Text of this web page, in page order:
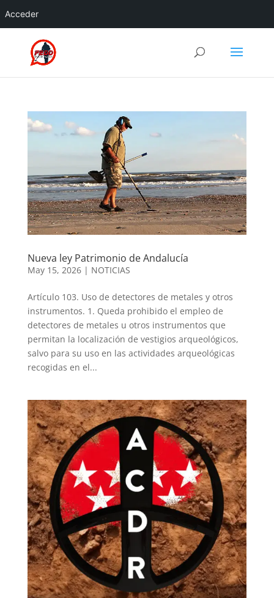
Acceder
Nueva ley Patrimonio de Andalucía
May 15, 2026| NOTICIAS
Artículo 103. Uso de detectores de metales y otros
instrumentos. 1. Queda prohibido el empleo de
detectores de metales u otros instrumentos que
permitan la localización de vestigios arqueológicos,
salvo para su uso en las actividades arqueológicas
recogidas en el...